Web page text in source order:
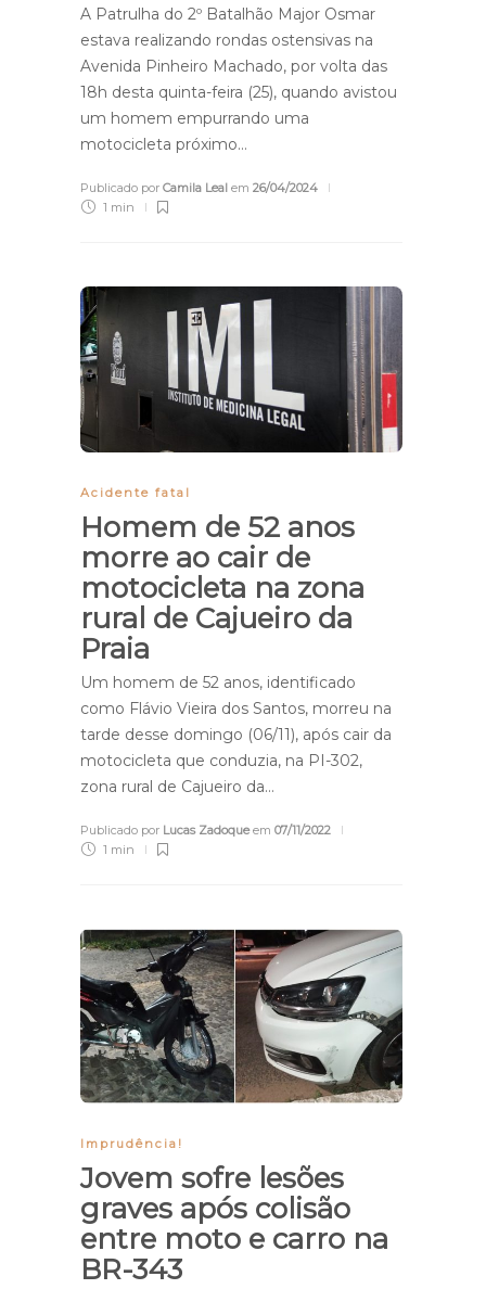
A Patrulha do 2º Batalhão Major Osmar
estava realizando rondas ostensivas na
Avenida Pinheiro Machado, por volta das
18h desta quinta-feira (25), quando avistou
um homem empurrando uma
motocicleta próximo…
Publicado por Camila Leal em 26/04/2024
1 min
Acidente fatal
Homem de 52 anos
morre ao cair de
motocicleta na zona
rural de Cajueiro da
Praia
Um homem de 52 anos, identificado
como Flávio Vieira dos Santos, morreu na
tarde desse domingo (06/11), após cair da
motocicleta que conduzia, na PI-302,
zona rural de Cajueiro da…
Publicado por Lucas Zadoqueem 07/11/2022
1 min
Imprudência!
Jovem sofre lesões
graves após colisão
entre moto e carro na
BR-343